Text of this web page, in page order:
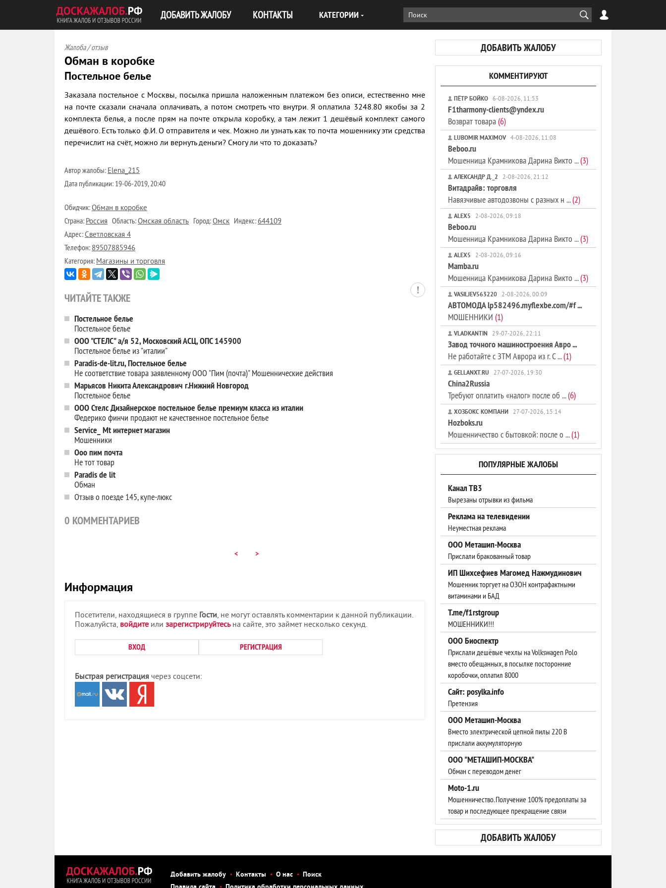
ДОБАВИТЬ ЖАЛОБУ КОНТАКТЫ КАТЕГОРИИ
ДОБАВИТЬ ЖАЛОБУ
Жалоба / отзыв
Обман в коробке
Постельное белье
Заказала постельное с Москвы, посылка пришла наложенным платежом без описи, естественно мне
на почте сказали сначала оплачивать, а потом смотреть что внутри. Я оплатила 3248.80 якобы за 2
комплекта белья, а после прям на почте открыла коробку, а там лежит 1 дешёвый комплект самого
дешёвого. Есть только ф.И. О отправителя и чек. Можно ли узнать как то почта мошеннику эти средства
перечислит на счёт, можно ли вернуть деньги? Смогу ли что то доказать?
Автор жалобы:Elena_215
Дата публикации: 19-06-2019, 20:40
Обидчик:Обман в коробке
Страна:Россия Область:Омская область Город:Омск Индекс:644109
Адрес:Светловская 4
Телефон:89507885946
Категория:Магазины и торговля
ЧИТАЙТЕ ТАКЖЕ
Постельное белье
Постельное белье
ООО "СТЕЛС" а/я 52, Московский АСЦ, ОПС 145900
Постельное белье из "италии"
Paradis-de-lit.ru, Постельное белье
Не соответствие товара заявленному ООО "Пим (почта)" Мошеннические действия
Марьясов Никита Александрович г.Нижний Новгород
Постельное белье
ООО Стелс Дизайнерское постельное белье премиум класса из италии
Федерико финчи продают не качественное постельное белье
Service_ Mt интернет магазин
Мошенники
Ооо пим почта
Не тот товар
Paradis de lit
Обман
Отзыв о поезде 145, купе-люкс
0 КОММЕНТАРИЕВ
< >
Информация
Посетители, находящиеся в группе Гости, не могут оставлять комментарии к данной публикации.
Пожалуйста, войдите или зарегистрируйтесьна сайте, это займет несколько секунд.
ВХОД РЕГИСТРАЦИЯ
Быстрая регистрация через соцсети:
КОММЕНТИРУЮТ
ПЁТР БОЙКО 6-08-2026, 11:53
F1tharmony-clients@yndex.ru
Возврат товара(6)
LUBOMIR MAXIMOV 4-08-2026, 11:08
Beboo.ru
Мошенница Крамникова Дарина Викто ...(3)
АЛЕКСАНДР Д._2 2-08-2026, 21:12
Витадрайв: торговля
Навязчивые автодозвоны с разных н ...(2)
ALEX5 2-08-2026, 09:18
Beboo.ru
Мошенница Крамникова Дарина Викто ...(3)
ALEX5 2-08-2026, 09:16
Mamba.ru
Мошенница Крамникова Дарина Викто ...(3)
VASILJEV563220 2-08-2026, 00:09
АВТОМОДА lp582496.myflexbe.com/#f ...
МОШЕННИКИ (1)
VLADKANTIN 29-07-2026, 22:11
Завод точного машиностроения Авро ...
Не работайте с ЗТМ Аврора из г. С ...(1)
GELLANXT.RU 27-07-2026, 19:30
China2Russia
Требуют оплатить «налог» после об ...(6)
ХОЗБОКС КОМПАНИ 27-07-2026, 15:14
Hozboks.ru
Мошенничество с бытовкой: после о ...(1)
ПОПУЛЯРНЫЕ ЖАЛОБЫ
Канал ТВ3
Вырезаны отрывки из фильма
Реклама на телевидении
Неуместная реклама
ООО Меташип-Москва
Прислали бракованный товар
ИП Шихсефиев Магомед Нажмудинович
Мошенник торгует на ОЗОН контрафактными
витаминами и БАД
T.me/f1rstgroup
МОШЕННИКИ!!!
ООО Биоспектр
Прислали дешёвые чехлы на Volkswagen Polo
вместо обещанных, в посылке посторонние
коробочки, оплатил 8000
Сайт: posylka.info
Претензия
ООО Меташип-Москва
Вместо электрической цепной пилы 220 В
прислали аккумуляторную
ООО "МЕТАШИП-МОСКВА"
Обман с переводом денег
Moto-1.ru
Мошенничество. Получение 100% предоплаты за
товар и последующее прекращение связи
ДОБАВИТЬ ЖАЛОБУ
Добавить жалобу Контакты О нас
Поиск